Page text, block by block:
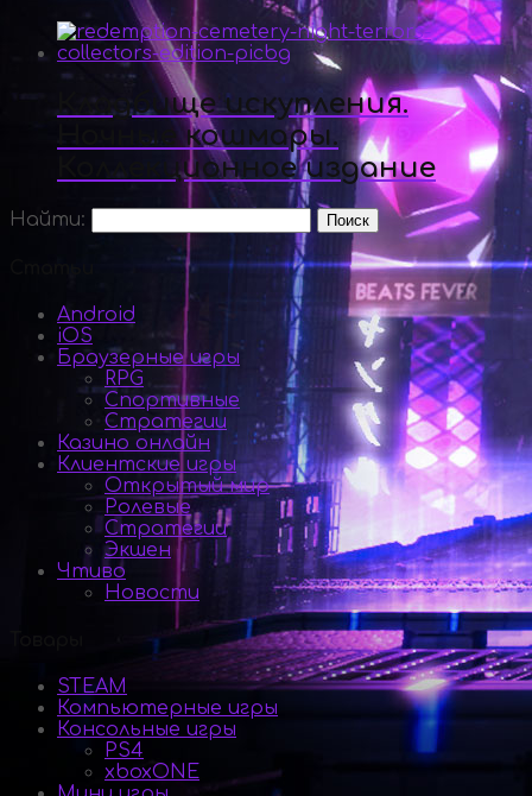
Кладбище искупления.
Ночные кошмары.
Коллекционное издание
Найти:
Android
iOS
Браузерные игры
RPG
Спортивные
Стратегии
Казино онлайн
Клиентские игры
Открытый мир
Ролевые
Стратегии
Экшен
Чтиво
Новости
STEAM
Компьютерные игры
Консольные игры
PS4
xboxONE